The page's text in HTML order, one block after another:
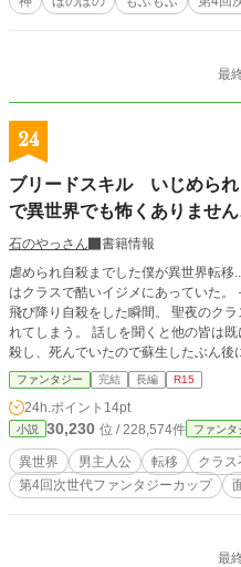
最
24
ブリードスキル いじめら
で異世界でも怖くありませ
石のやっさん
書籍情報
虐められ自殺までした僕が異世界転移......もう知らな
はクラスで酷いイジメにあっていた。
飛び降り自殺をした瞬間。 聖夜のク
れてしまう。 話しを聞くと他の皆は
殺し、死んでいたので蘇生したぶん
ナスに行きたくなかったが、転移魔法
きない。 しかも、自分のジョブやス
に決めていた。 そのステータスに絶望したが……実は
たので更新はゆっくりになるかも知れません。 いじめられっ
られスキルで異世界でも怖くありません…… からタイトルを『ブ
ル いじめられっこ覚醒！ いじめら
ん……』に変更しました。 カクヨムコン9に出品予定でしたが、期間内に10万文
ファンタジー 完結 長編 R15
24h.ポイント 14pt
小説 30,230 位 / 228,574件 ファンタ
異世界 男主人公 転移 クラス
第4回次世代ファンタジーカップ
最